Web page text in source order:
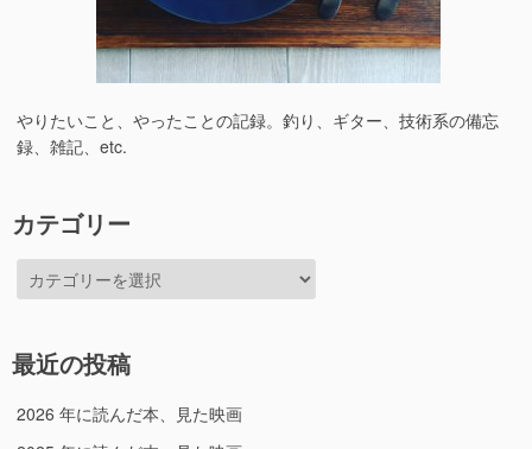
やりたいこと、やったことの記録。釣り、ギター、技術系の備忘
録、雑記、etc.
カテゴリー
テ
ー
最近の投稿
2026 年に読んだ本、見た映画